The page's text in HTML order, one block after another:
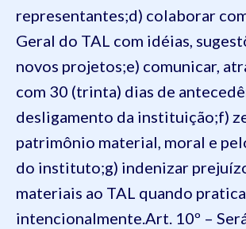
representantes;d) colaborar
Geral do TAL com idéias,
novos projetos;e) comunicar,
com 30 (trinta) dias de
desligamento da instituição;f)
patrimônio material, moral e
do instituto;g) indenizar
materiais ao TAL quando
intencionalmente.Art. 10º –